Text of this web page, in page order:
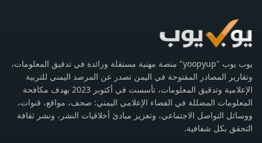
يوب يوب "yoopyup" منصة مهنية مستقلة ورائدة في تدقيق المعلومات،
وتقارير المصادر المفتوحة في اليمن تصدر عن المرصد اليمني للتربية
الإعلامية وتدقيق المعلومات، تأسست في أكتوبر 2023 بهدف مكافحة
المعلومات المضللة في الفضاء الإعلامي اليمني: صحف، مواقع، قنوات،
ووسائل التواصل الاجتماعي، وتعزيز مبادئ أخلاقيات النشر، ونشر ثقافة
التحقق بكل شفافية.